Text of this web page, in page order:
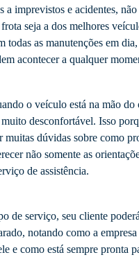
a imprevistos e acidentes,
seja a dos melhores
todas as manutenções em
acontecer a qualquer
o veículo está na mão do
desconfortável. Isso
muitas dúvidas sobre como
não somente as
de assistência.
de serviço, seu cliente
notando como a
e como está sempre pronta